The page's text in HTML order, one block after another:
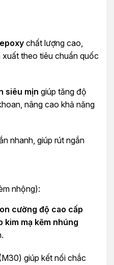
chất lượng cao,
theo tiêu chuẩn quốc
siêu mịn giúp tăng độ
nâng cao khả năng
nhanh, giúp rút ngắn
nhộng):
cường độ cao cấp
kim mạ kẽm nhúng
giúp kết nối chắc